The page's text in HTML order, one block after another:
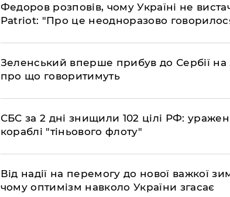
​Федоров розповів, чому Україні не
Patriot: "Про це неодноразово
​Зеленський вперше прибув до Сербії на
про що говоритимуть
​СБС за 2 дні знищили 102 цілі РФ:
кораблі "тіньового флоту"
​Від надії на перемогу до нової важкої
чому оптимізм навколо України згасає